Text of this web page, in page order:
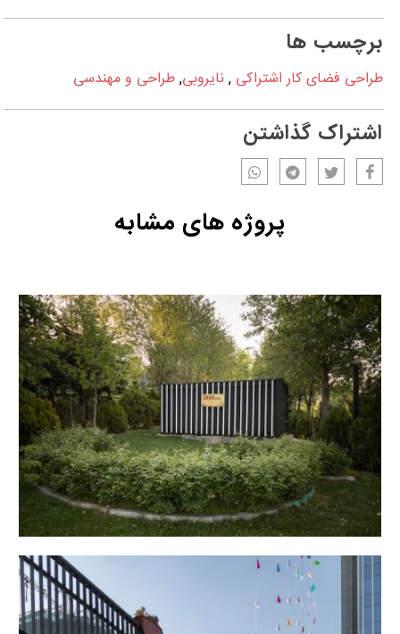
برچسب ها
طراحی فضای کار اشتراکی ,نایروبی,طراحی و مهندسی
اشتراک گذاشتن
پروژه های مشابه